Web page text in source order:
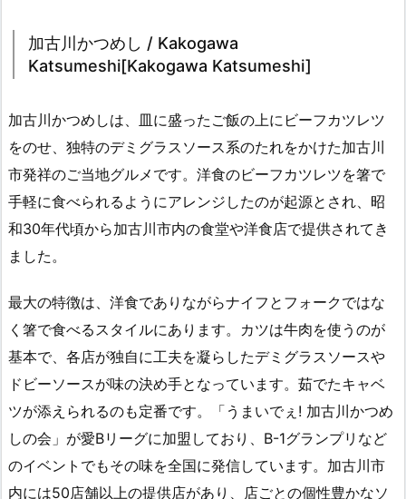
加古川かつめし / Kakogawa
Katsumeshi[Kakogawa Katsumeshi]
加古川かつめしは、皿に盛ったご飯の上にビーフカツレツ
をのせ、独特のデミグラスソース系のたれをかけた加古川
市発祥のご当地グルメです。洋食のビーフカツレツを箸で
手軽に食べられるようにアレンジしたのが起源とされ、昭
和30年代頃から加古川市内の食堂や洋食店で提供されてき
ました。
最大の特徴は、洋食でありながらナイフとフォークではな
く箸で食べるスタイルにあります。カツは牛肉を使うのが
基本で、各店が独自に工夫を凝らしたデミグラスソースや
ドビーソースが味の決め手となっています。茹でたキャベ
ツが添えられるのも定番です。「うまいでぇ! 加古川かつめ
しの会」が愛Bリーグに加盟しており、B-1グランプリなど
のイベントでもその味を全国に発信しています。加古川市
内には50店舗以上の提供店があり、店ごとの個性豊かなソ